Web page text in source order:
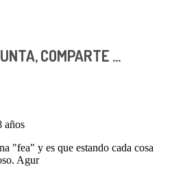
COMPARTE ...